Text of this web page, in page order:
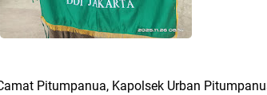
Pitumpanua, Kapolsek Urban